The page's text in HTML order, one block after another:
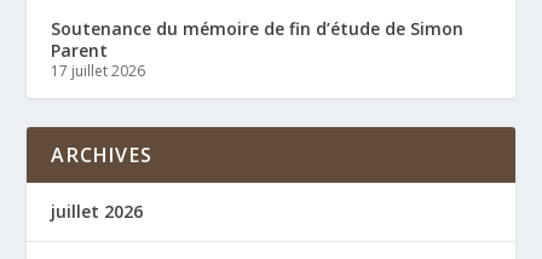
Soutenance du mémoire de fin d’étude de Simon
Parent
17 juillet 2026
ARCHIVES
juillet 2026